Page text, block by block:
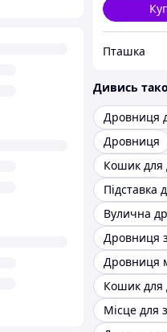
Пташка
Дивись
Дровниця
Дровниця
Кошик для
Підставка
Вулична
Дровниця
Дровниця